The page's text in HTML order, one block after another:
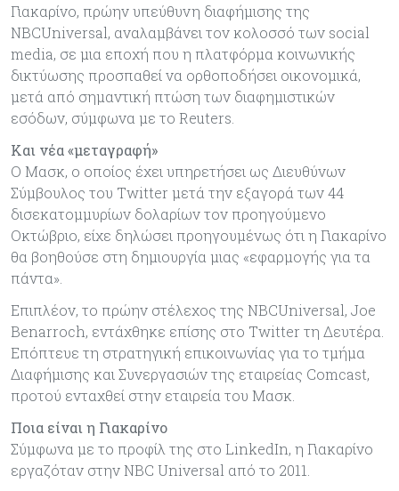
Γιακαρίνο, πρώην υπεύθυνη διαφήμισης της
NBCUniversal, αναλαμβάνει τον κολοσσό των social
media, σε μια εποχή που η πλατφόρμα κοινωνικής
δικτύωσης προσπαθεί να ορθοποδήσει οικονομικά,
μετά από σημαντική πτώση των διαφημιστικών
εσόδων, σύμφωνα με το Reuters.
Και νέα «μεταγραφή»
Ο Μασκ, ο οποίος έχει υπηρετήσει ως Διευθύνων
Σύμβουλος του Twitter μετά την εξαγορά των 44
δισεκατομμυρίων δολαρίων τον προηγούμενο
Οκτώβριο, είχε δηλώσει προηγουμένως ότι η Γιακαρίνο
θα βοηθούσε στη δημιουργία μιας «εφαρμογής για τα
πάντα».
Επιπλέον, το πρώην στέλεχος της NBCUniversal, Joe
Benarroch, εντάχθηκε επίσης στο Twitter τη Δευτέρα.
Επόπτευε τη στρατηγική επικοινωνίας για το τμήμα
Διαφήμισης και Συνεργασιών της εταιρείας Comcast,
προτού ενταχθεί στην εταιρεία του Μασκ.
Ποια είναι η Γιακαρίνο
Σύμφωνα με το προφίλ της στο LinkedIn, η Γιακαρίνο
εργαζόταν στην NBC Universal από το 2011.